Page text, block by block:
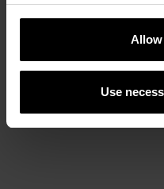
Allow
Use
Референтни